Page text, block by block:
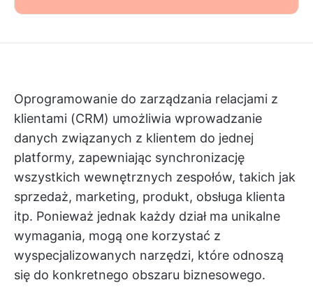
Oprogramowanie do zarządzania relacjami z
klientami (CRM) umożliwia wprowadzanie
danych związanych z klientem do jednej
platformy, zapewniając synchronizację
wszystkich wewnętrznych zespołów, takich jak
sprzedaż, marketing, produkt, obsługa klienta
itp. Ponieważ jednak każdy dział ma unikalne
wymagania, mogą one korzystać z
wyspecjalizowanych narzędzi, które odnoszą
się do konkretnego obszaru biznesowego.